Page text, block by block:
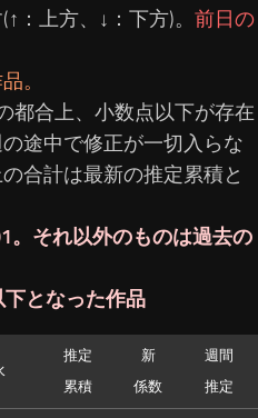
：上方、↓：下方)。 前日の
。
都合上、小数点以下が存在
途中で修正が一切入らな
合計は最新の推定累積と
。それ以外のものは過去の
下となった作品
推定
累積
新
係数
週間
推定